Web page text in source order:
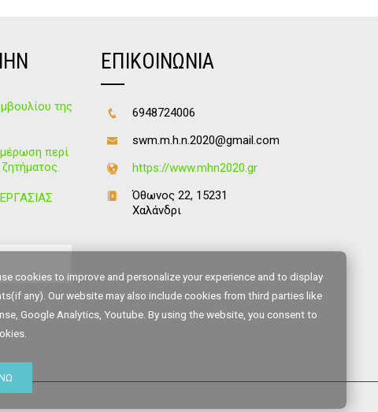
cookies to improve and personalize your experience and to display
any). Our website may also include cookies from third parties like
Google Analytics, Youtube. By using the website, you consent to
της
περί
ΕΠΙΚΟΙΝΩΝΙΑ
6948724006
swm.m.h.n.2020@gmail.com
https://www.mhn2020.gr
Όθωνος 22, 15231
Χαλάνδρι